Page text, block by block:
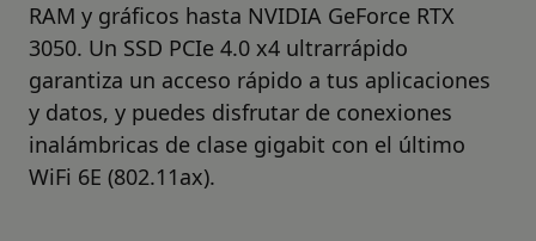
RAM y gráficos hasta NVIDIA GeForce RTX
3050. Un SSD PCIe 4.0 x4 ultrarrápido
garantiza un acceso rápido a tus aplicaciones
y datos, y puedes disfrutar de conexiones
inalámbricas de clase gigabit con el último
WiFi 6E (802.11ax).